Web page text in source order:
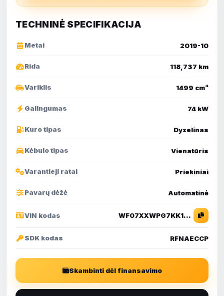
TECHNINĖ SPECIFIKACIJA
Metai 2019-10
Rida 118,737 km
Variklis 1499 cm³
Galingumas 74 kW
Kuro tipas Dyzelinas
Kėbulo tipas Vienatūris
Varantieji ratai Priekiniai
Pavarų dėžė Automatinė
VIN kodas WF07XXWPG7KK14816
SDK kodas RFNAECCP
Skambinti dėl finansavimo